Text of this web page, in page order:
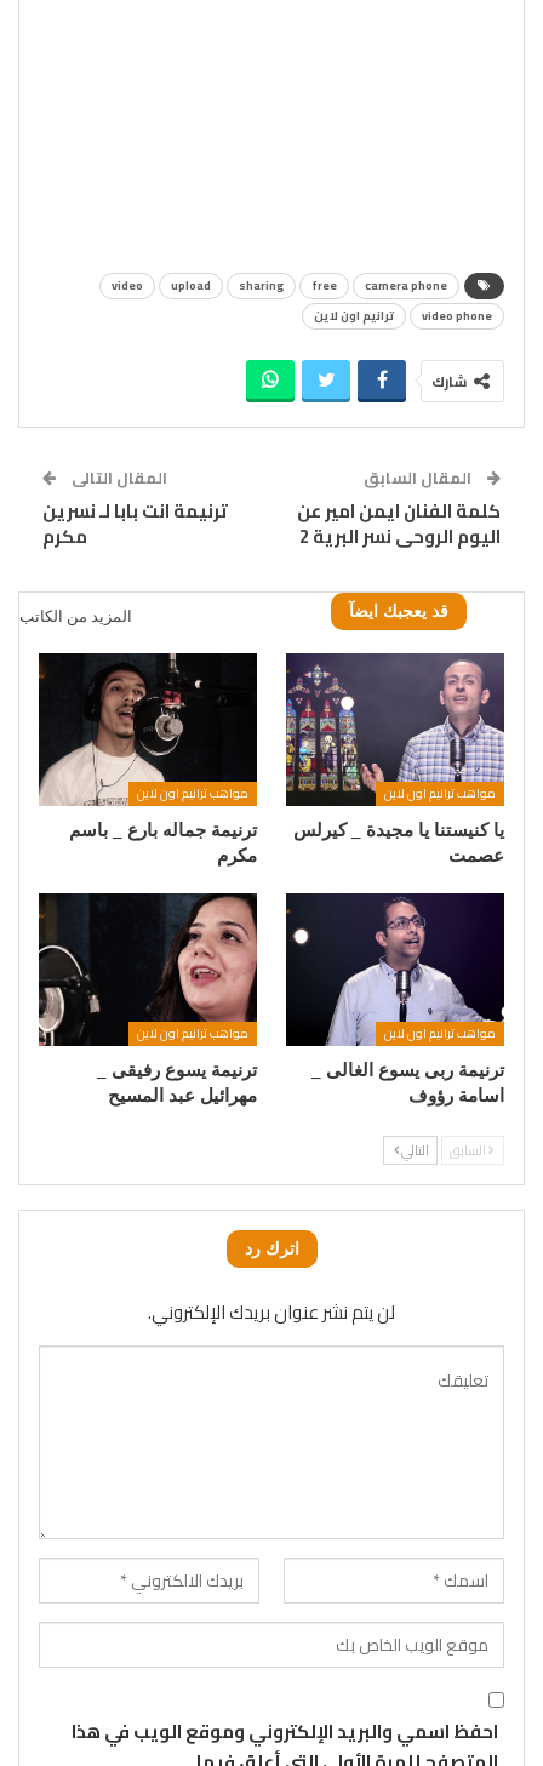
camera phone
free
sharing
upload
video
video phone
ترانيم اون لاين
شارك
المقال السابق
كلمة الفنان ايمن امير عن
اليوم الروحى نسر البرية 2
المقال التالى
ترنيمة انت بابا لـ نسرين
مكرم
قد يعجبك ايضآ المزيد من الكاتب
مواهب ترانيم اون لاين
يا كنيستنا يا مجيدة _ كيرلس
عصمت
مواهب ترانيم اون لاين
ترنيمة جماله بارع _ باسم
مكرم
مواهب ترانيم اون لاين
ترنيمة ربى يسوع الغالى _
اسامة رؤوف
مواهب ترانيم اون لاين
ترنيمة يسوع رفيقى _
مهرائيل عبد المسيح
السابق التالي
اترك رد
لن يتم نشر عنوان بريدك الإلكتروني.
احفظ اسمي والبريد الإلكتروني وموقع الويب في هذا